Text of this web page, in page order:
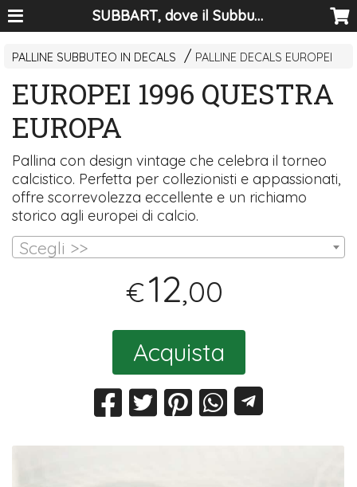
SUBBART, dove il Subbuteo diventa arte
PALLINE SUBBUTEO IN DECALS PALLINE DECALS EUROPEI
EUROPEI 1996 QUESTRA
EUROPA
Pallina con design vintage che celebra il torneo
calcistico. Perfetta per collezionisti e appassionati,
offre scorrevolezza eccellente e un richiamo
storico agli europei di calcio.
Scegli >>
€12,00
Acquista